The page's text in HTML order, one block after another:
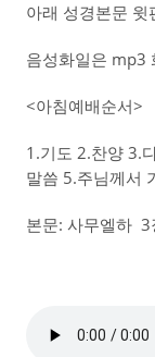
아래 성경본문
음성화일은 mp3
<아침예배순서>
1.기도 2.찬양 3.
말씀 5.주님께서
본문: 사무엘하